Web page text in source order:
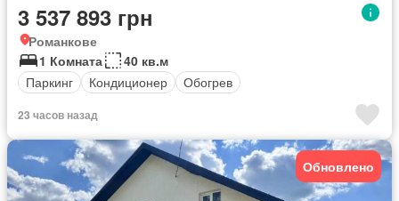
3 537 893 грн
Романкове
1 Комната
40 кв.м
Паркинг
Кондиционер Обогрев
23 часов назад
Обновлено